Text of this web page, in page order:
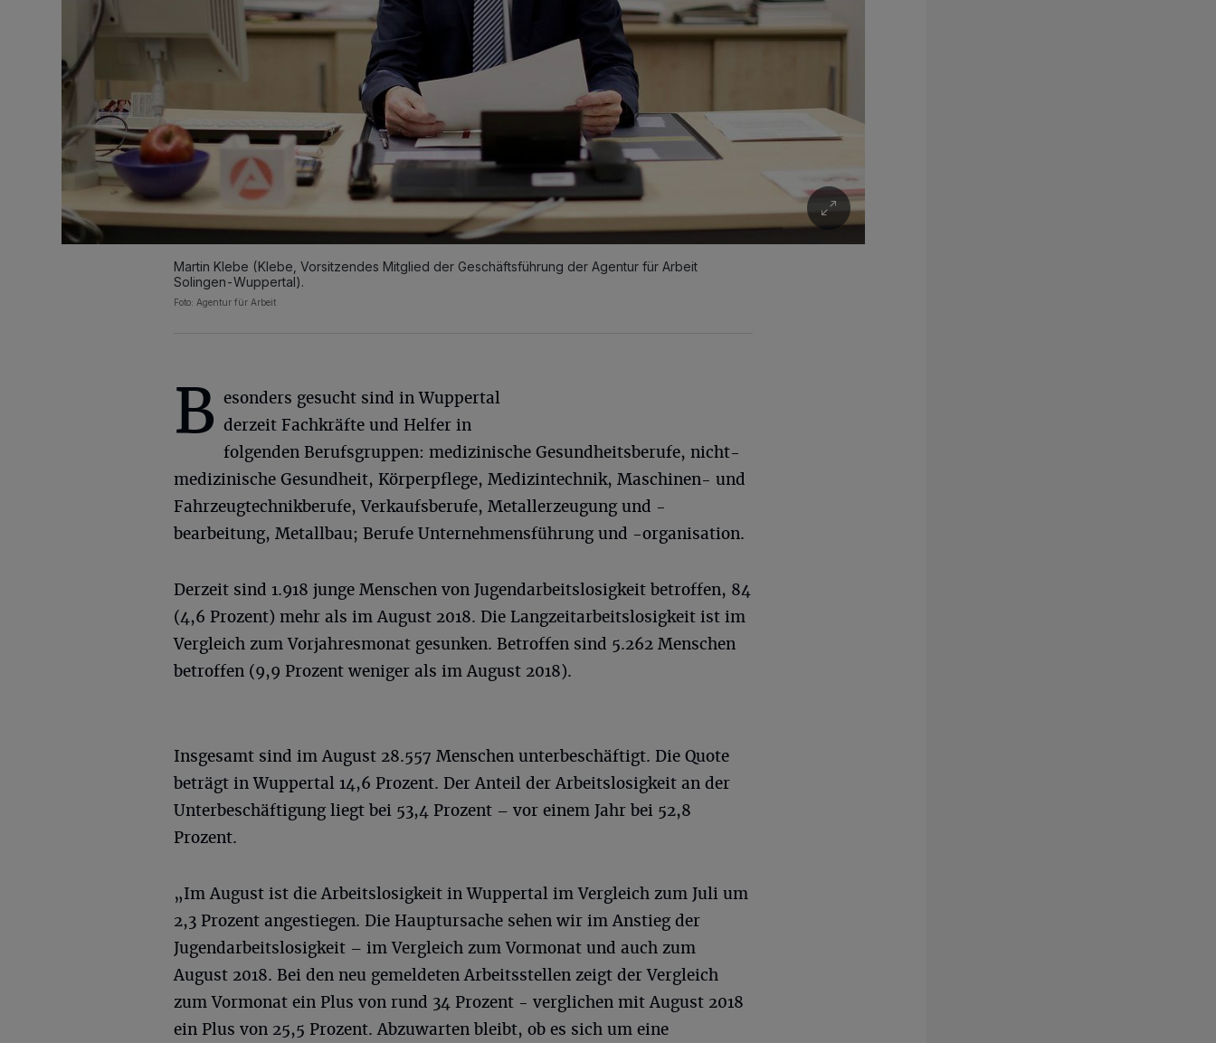
Martin Klebe (Klebe, Vorsitzendes Mitglied der Geschäftsführung der Agentur für Arbeit
Solingen-Wuppertal).
Foto: Agentur für Arbeit
B esonders gesucht sind in Wuppertal
derzeit Fachkräfte und Helfer in
folgenden Berufsgruppen: medizinische Gesundheitsberufe, nicht-
medizinische Gesundheit, Körperpflege, Medizintechnik, Maschinen- und
Fahrzeugtechnikberufe, Verkaufsberufe, Metallerzeugung und -
bearbeitung, Metallbau; Berufe Unternehmensführung und -organisation.
Derzeit sind 1.918 junge Menschen von Jugendarbeitslosigkeit betroffen, 84
(4,6 Prozent) mehr als im August 2018. Die Langzeitarbeitslosigkeit ist im
Vergleich zum Vorjahresmonat gesunken. Betroffen sind 5.262 Menschen
betroffen (9,9 Prozent weniger als im August 2018).
Insgesamt sind im August 28.557 Menschen unterbeschäftigt. Die Quote
beträgt in Wuppertal 14,6 Prozent. Der Anteil der Arbeitslosigkeit an der
Unterbeschäftigung liegt bei 53,4 Prozent – vor einem Jahr bei 52,8
Prozent.
„Im August ist die Arbeitslosigkeit in Wuppertal im Vergleich zum Juli um
2,3 Prozent angestiegen. Die Hauptursache sehen wir im Anstieg der
Jugendarbeitslosigkeit – im Vergleich zum Vormonat und auch zum
August 2018. Bei den neu gemeldeten Arbeitsstellen zeigt der Vergleich
zum Vormonat ein Plus von rund 34 Prozent - verglichen mit August 2018
ein Plus von 25,5 Prozent. Abzuwarten bleibt, ob es sich um eine